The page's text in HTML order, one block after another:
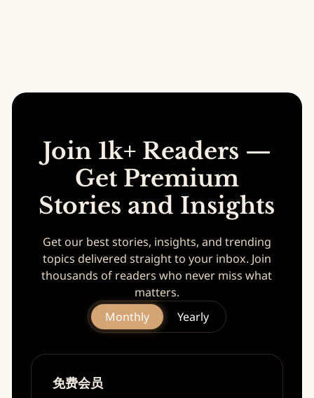
Join 1k+ Readers —
Get Premium
Stories and Insights
Get our best stories, insights, and trending
topics delivered straight to your inbox. Join
thousands of readers who never miss what
matters.
Monthly
Yearly
免费会员